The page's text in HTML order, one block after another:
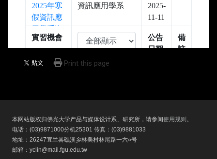
Print this page
本网站版权归佛光大学产品与媒体设计系、研究所，请参阅使用规则 。
电话：(03)9871000分机25301 传真：(03)9881033
地址：26247宜兰县礁溪乡林美村林尾路一六○号
邮箱：yclin@mail.fgu.edu.tw